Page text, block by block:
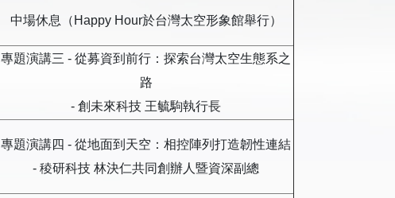
中場休息（Happy Hour於台灣太空形象館舉行）
專題演講三 - 從募資到前行：探索台灣太空生態系之
路
- 創未來科技 王毓駒執行長
專題演講四 - 從地面到天空：相控陣列打造韌性連結
- 稜研科技 林決仁共同創辦人暨資深副總